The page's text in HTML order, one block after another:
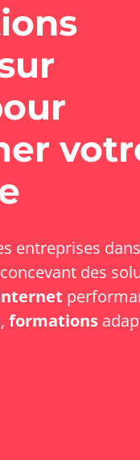
entreprises
des
formations